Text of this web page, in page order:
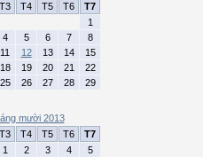
T3 T4 T5 T6
T7
1
4 5 6 7
8
11 12 13 14
15
18 19 20 21
22
25 26 27 28
29
mười 2013
T3 T4 T5 T6
T7
1
2 3 4
5